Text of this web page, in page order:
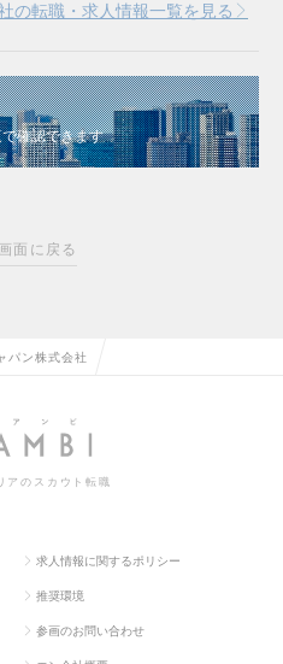
の転職・求人情報一覧を見る
確認できます
面に戻る
パン株式会社
アのスカウト転職
求人情報に関するポリシー
推奨環境
参画のお問い合わせ